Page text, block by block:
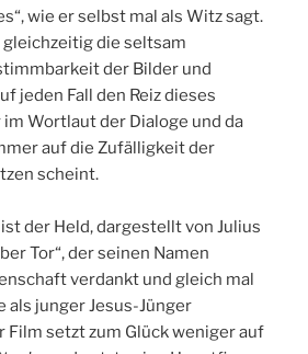
wie er selbst mal als Witz sagt.
die seltsam
der Bilder und
jeden Fall den Reiz dieses
im Wortlaut der Dialoge und da
auf die Zufälligkeit der
scheint.
ist der Held, dargestellt von Julius
Tor“, der seinen Namen
verdankt und gleich mal
als junger Jesus-Jünger
Film setzt zum Glück weniger auf